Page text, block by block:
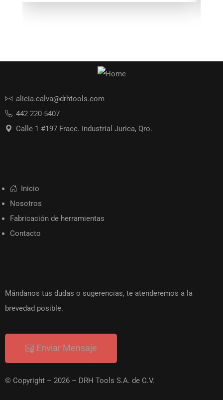
alicia.calva@drhtools.com
442 220 5407
Calle 1 #197 Fracc. Industrial Jurica, Qro.
Inicio
Nosotros
Fabricación de herramientas
Contacto
Mándanos tus dudas o sugerencias, te atenderemos a la
brevedad posible.
Enviar Mensaje
© Copyright – 2026 – DRH Tools S.A. de C.V.